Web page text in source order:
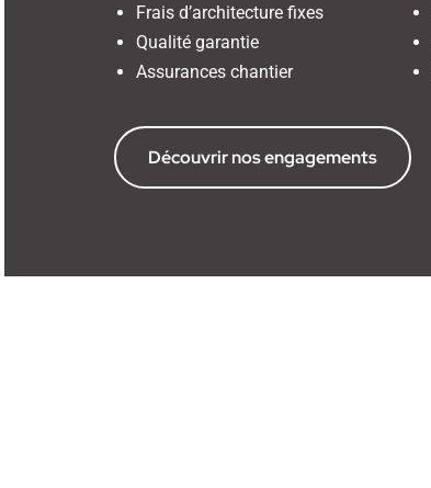
Frais d’architecture fixes
Qualité garantie
Assurances chantier
Découvrir nos engagements